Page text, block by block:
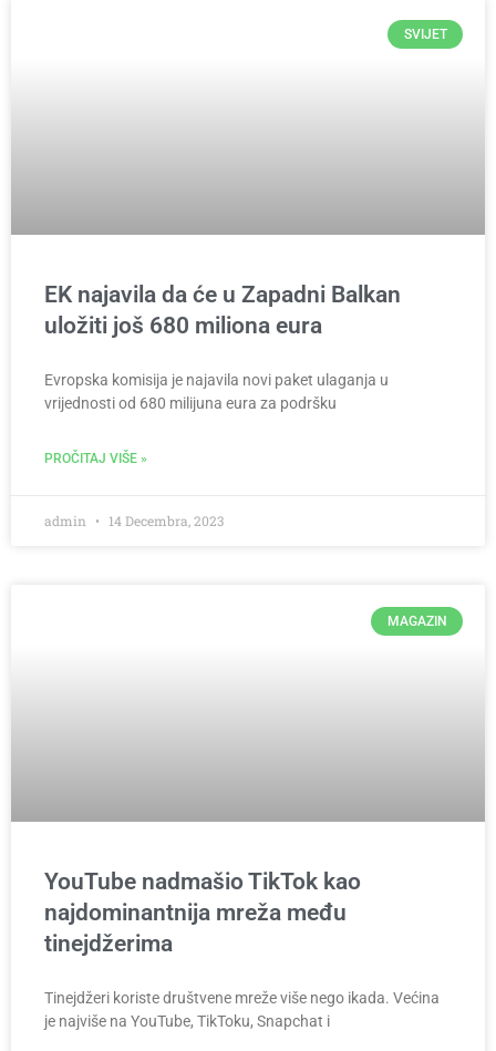
SVIJET
EK najavila da će u Zapadni Balkan
uložiti još 680 miliona eura
Evropska komisija je najavila novi paket ulaganja u
vrijednosti od 680 milijuna eura za podršku
PROČITAJ VIŠE »
admin 14 Decembra, 2023
MAGAZIN
YouTube nadmašio TikTok kao
najdominantnija mreža među
tinejdžerima
Tinejdžeri koriste društvene mreže više nego ikada. Većina
je najviše na YouTube, TikToku, Snapchat i